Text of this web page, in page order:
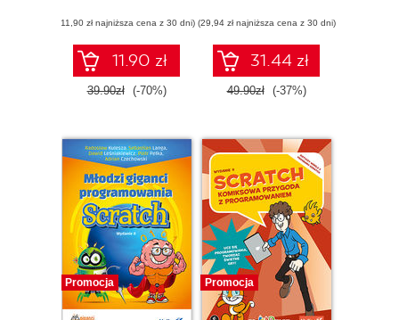
(11,90 zł najniższa cena z 30 dni)
11.90 zł
39.90zł (-70%)
(29,94 zł najniższa cena z 30 dni)
31.44 zł
49.90zł (-37%)
Promocja Promocja